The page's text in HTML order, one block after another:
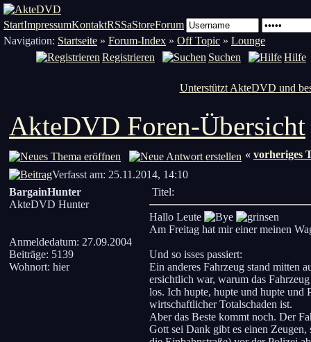
StartImpressumKontaktRSSaStoreForum
Navigation: Startseite » Forum-Index » Off Topic » Lounge
Registrieren
Suchen Hilfe
Unterstützt AkteDVD und
AkteDVD Foren-Übersicht
« vorheriges
Verfasst am: 25.11.2014, 14:10
BargainHunter
AkteDVD Hunter
Anmeldedatum: 27.09.2004
Beiträge: 5139
Wohnort: hier
Titel:
Hallo Leute
Am Freitag hat mir einer meinen
Und so isses passiert:
Ein anderes Fahrzeug stand mitten
ersichtlich war, warum das
los. Ich hupte, hupte und hupte und
wirtschaftlicher Totalschaden ist.
Aber das Beste kommt noch. Der
Gott sei Dank gibt es einen